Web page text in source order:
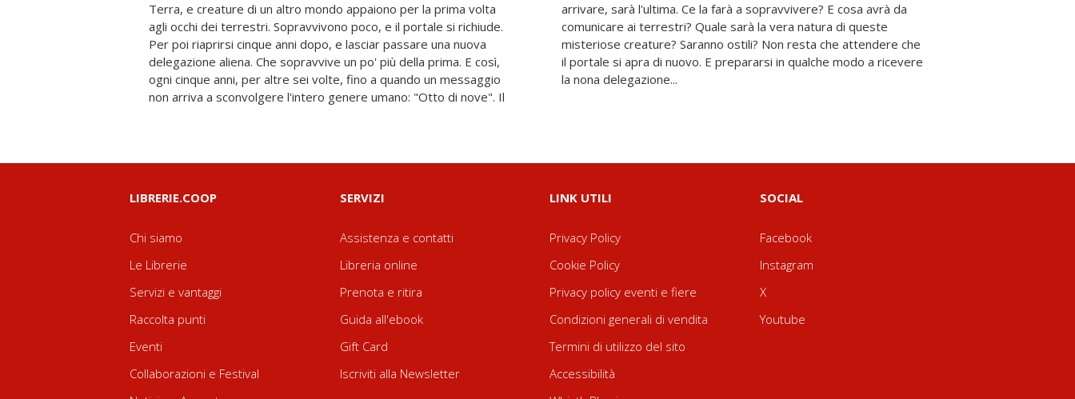
Terra, e creature di un altro mondo appaiono per la prima volta
agli occhi dei terrestri. Sopravvivono poco, e il portale si richiude.
Per poi riaprirsi cinque anni dopo, e lasciar passare una nuova
delegazione aliena. Che sopravvive un po' più della prima. E così,
ogni cinque anni, per altre sei volte, fino a quando un messaggio
non arriva a sconvolgere l'intero genere umano: "Otto di nove". Il
arrivare, sarà l'ultima. Ce la farà a sopravvivere? E cosa avrà da
comunicare ai terrestri? Quale sarà la vera natura di queste
misteriose creature? Saranno ostili? Non resta che attendere che
il portale si apra di nuovo. E prepararsi in qualche modo a ricevere
la nona delegazione...
LIBRERIE.COOP
Chi siamo
Le Librerie
Servizi e vantaggi
Raccolta punti
Eventi
Collaborazioni e Festival
SERVIZI
Assistenza e contatti
Libreria online
Prenota e ritira
Guida all'ebook
Gift Card
Iscriviti alla Newsletter
LINK UTILI
Privacy Policy
Cookie Policy
Privacy policy eventi e fiere
Condizioni generali di vendita
Termini di utilizzo del sito
Accessibilità
SOCIAL
Facebook
Instagram
X
Youtube